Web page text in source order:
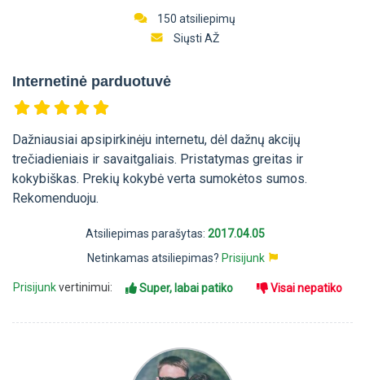
150 atsiliepimų
Siųsti AŽ
Internetinė parduotuvė
Dažniausiai apsipirkinėju internetu, dėl dažnų akcijų
trečiadieniais ir savaitgaliais. Pristatymas greitas ir
kokybiškas. Prekių kokybė verta sumokėtos sumos.
Rekomenduoju.
Atsiliepimas parašytas: 2017.04.05
Netinkamas atsiliepimas? Prisijunk
Prisijunkvertinimui: Super, labai patiko Visai nepatiko